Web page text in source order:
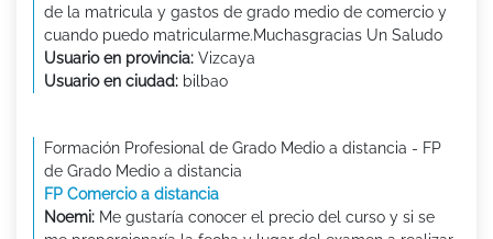
de la matricula y gastos de grado medio de comercio y
cuando puedo matricularme.Muchasgracias Un Saludo
Usuario en provincia: Vizcaya
Usuario en ciudad: bilbao
Formación Profesional de Grado Medio a distancia - FP
de Grado Medio a distancia
FP Comercio a distancia
Noemi: Me gustaría conocer el precio del curso y si se